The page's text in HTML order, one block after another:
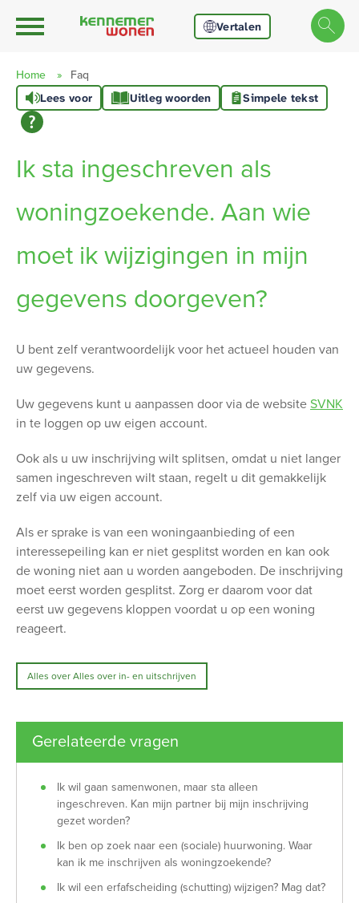
Naar hoofdinhoud
Naar hoofdnavigatiemenu
Naar zoeken
Naar de homepage
Ga naar Hoofd Vertalen
Home Faq
Lees voor Uitleg woorden Simpele tekst
Ik sta ingeschreven als
woningzoekende. Aan wie
moet ik wijzigingen in mijn
gegevens doorgeven?
Algemeen
U bent zelf verantwoordelijk voor het actueel houden van
uw gegevens.
Uw gegevens kunt u aanpassen door via de website SVNK
in te loggen op uw eigen account.
Ook als u uw inschrijving wilt splitsen, omdat u niet langer
samen ingeschreven wilt staan, regelt u dit gemakkelijk
zelf via uw eigen account.
Als er sprake is van een woningaanbieding of een
interessepeiling kan er niet gesplitst worden en kan ook
de woning niet aan u worden aangeboden. De inschrijving
moet eerst worden gesplitst. Zorg er daarom voor dat
eerst uw gegevens kloppen voordat u op een woning
reageert.
Alles over Alles over in- en uitschrijven
Gerelateerde vragen
Ik wil gaan samenwonen, maar sta alleen
ingeschreven. Kan mijn partner bij mijn inschrijving
gezet worden?
Ik ben op zoek naar een (sociale) huurwoning. Waar
kan ik me inschrijven als woningzoekende?
Ik wil een erfafscheiding (schutting) wijzigen? Mag dat?